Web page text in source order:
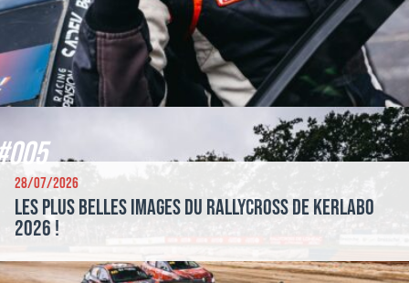
28/07/2026
Les plus belles images du Rallycross de Kerlabo
2026 !